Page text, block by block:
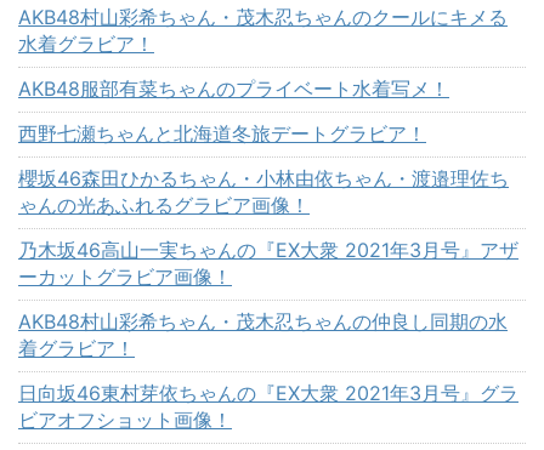
AKB48村山彩希ちゃん・茂木忍ちゃんのクールにキメる
水着グラビア！
AKB48服部有菜ちゃんのプライベート水着写メ！
西野七瀬ちゃんと北海道冬旅デートグラビア！
櫻坂46森田ひかるちゃん・小林由依ちゃん・渡邉理佐ち
ゃんの光あふれるグラビア画像！
乃木坂46高山一実ちゃんの『EX大衆 2021年3月号』アザ
ーカットグラビア画像！
AKB48村山彩希ちゃん・茂木忍ちゃんの仲良し同期の水
着グラビア！
日向坂46東村芽依ちゃんの『EX大衆 2021年3月号』グラ
ビアオフショット画像！